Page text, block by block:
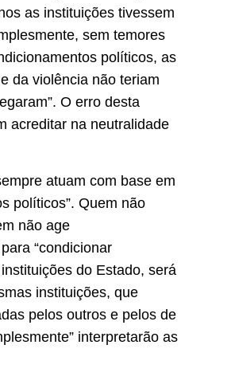
as instituições tivessem
sem temores
políticos, as
da violência não teriam
O erro desta
acreditar na neutralidade
atuam com base em
políticos”. Quem não
não age
“condicionar
do Estado, será
instituições, que
pelos outros e pelos de
interpretarão as